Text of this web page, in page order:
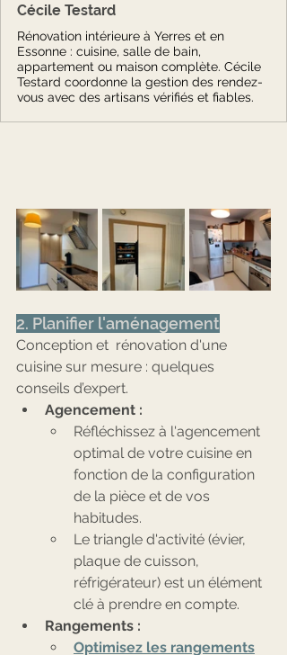
Cécile Testard
Rénovation intérieure à Yerres et en
Essonne : cuisine, salle de bain,
appartement ou maison complète. Cécile
Testard coordonne la gestion des rendez-
vous avec des artisans vérifiés et fiables.
2. Planifier l'aménagement
Conception et  rénovation d'une
cuisine sur mesure : quelques
conseils d’expert.
Agencement :
Réfléchissez à l'agencement
optimal de votre cuisine en
fonction de la configuration
de la pièce et de vos
habitudes.
Le triangle d'activité (évier,
plaque de cuisson,
réfrigérateur) est un élément
clé à prendre en compte.
Rangements :
Optimisez les rangements